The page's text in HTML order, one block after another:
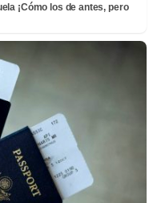
¡Cómo los de antes, pero